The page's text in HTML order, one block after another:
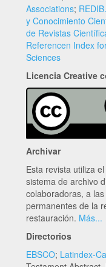
Associations;
y Conocimiento
de Revistas
Referencen Index
Sciences
Licencia Creative
Archivar
Esta revista utiliza
sistema de archivo
colaboradoras, a
permanentes de la
restauración. Más...
Directorios
EBSCO; Latindex-